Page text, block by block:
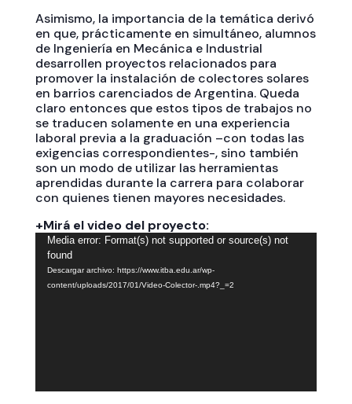
Asimismo, la importancia de la temática derivó
en que, prácticamente en simultáneo, alumnos
de Ingeniería en Mecánica e Industrial
desarrollen proyectos relacionados para
promover la instalación de colectores solares
en barrios carenciados de Argentina. Queda
claro entonces que estos tipos de trabajos no
se traducen solamente en una experiencia
laboral previa a la graduación –con todas las
exigencias correspondientes-, sino también
son un modo de utilizar las herramientas
aprendidas durante la carrera para colaborar
con quienes tienen mayores necesidades.
+Mirá el video del proyecto:
Reproductor
de
vídeo
Media error: Format(s) not supported or source(s) not
found
Descargar archivo: https://www.itba.edu.ar/wp-
content/uploads/2017/01/Video-Colector-.mp4?_=2